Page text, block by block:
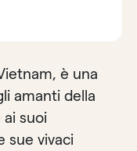
è una
amanti della
suoi
sue vivaci